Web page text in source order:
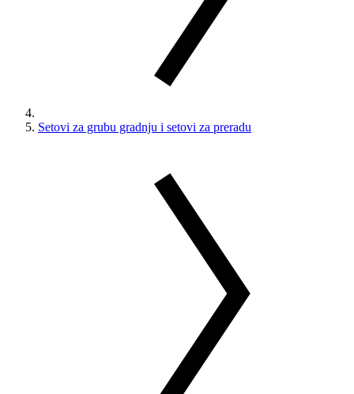
Setovi za grubu gradnju i setovi za preradu